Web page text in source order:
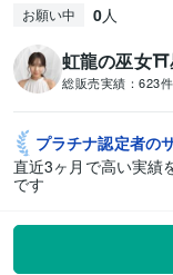
お願い中 0人
虹龍の巫女⛩️
総販売実績： 623件
プラチナ認定者の
直近3ヶ月で高い実績
です